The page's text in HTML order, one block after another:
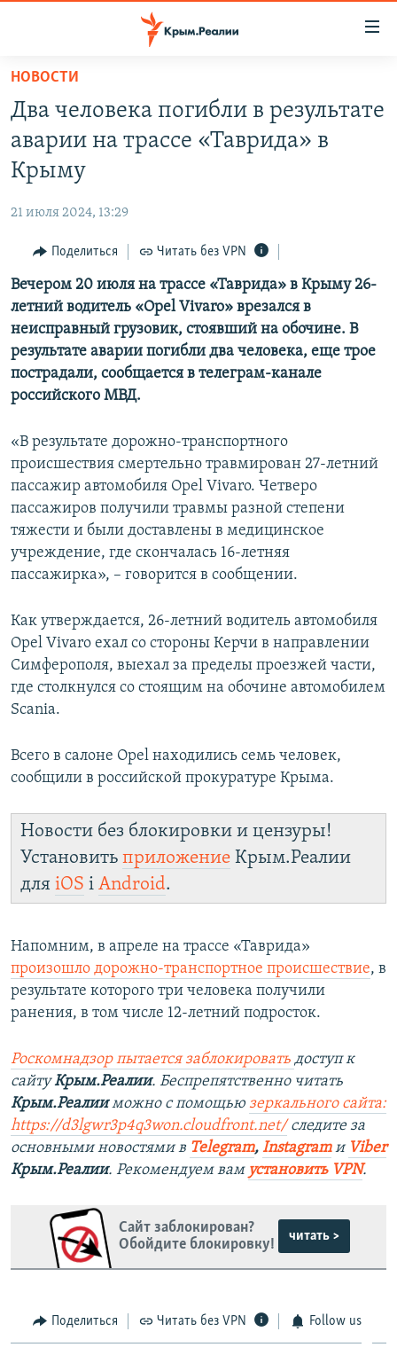
Вернуться
основному
содержанию
Вернутся
главной
Вернутся
поиску
СПЕЦПРОЕКТЫ
11 ЛЕТ ОККУПАЦИИ КРЫМА. 11 ИСТОРИЙ СОПРОТИВЛЕНИЯ
ВОДА
ЕЩЕ
ИНТЕРАКТИВ
ИНФОГРАФИКА
ТЕЛЕПРОЕКТ КРЫМ.РЕАЛИИ
СОВЕТЫ ПРАВОЗАЩИТНИКОВ
ПРОПАВШИЕ БЕЗ ВЕСТИ
КРЫМ.НЕПОКОРЕННЫЙ
УКРАИНСКАЯ ПРОБЛЕМА КРЫМА
РАДІО СВОБОДА
КАК ОБОЙТИ БЛОКИРОВКУ
Українською
Qırımtatar
Все сайты RFE/RL
НОВОСТИ
Два человека погибли в результате
аварии на трассе «Таврида» в
Крыму
21 июля 2024, 13:29
Поделиться Читать без VPN
Вечером 20 июля на трассе «Таврида» в Крыму 26-
летний водитель «Opel Vivaro» врезался в
неисправный грузовик, стоявший на обочине. В
результате аварии погибли два человека, еще трое
пострадали, сообщается в телеграм-канале
российского МВД.
«В результате дорожно-транспортного
происшествия смертельно травмирован 27-летний
пассажир автомобиля Opel Vivaro. Четверо
пассажиров получили травмы разной степени
тяжести и были доставлены в медицинское
учреждение, где скончалась 16-летняя
пассажирка», – говорится в сообщении.
Как утверждается, 26-летний водитель автомобиля
Opel Vivaro ехал со стороны Керчи в направлении
Симферополя, выехал за пределы проезжей части,
где столкнулся со стоящим на обочине автомобилем
Scania.
Всего в салоне Opel находились семь человек,
сообщили в российской прокуратуре Крыма.
Новости без блокировки и цензуры!
Установить приложение Крым.Реалии
для iOS і Android.
Напомним, в апреле на трассе «Таврида»
произошло дорожно-транспортное происшествие, в
результате которого три человека получили
ранения, в том числе 12-летний подросток.
Роскомнадзор пытается заблокировать доступ к
сайтуКрым.Реалии. Беспрепятственно читать
Крым.Реалииможно с помощью зеркального сайта:
https://d3lgwr3p4q3won.cloudfront.net/следите за
основными новостями в Telegram, Instagramи Viber
Крым.Реалии. Рекомендуем вам установить VPN.
Сайт заблокирован?
Обойдите блокировку!
читать >
Поделиться Читать без VPN Follow us